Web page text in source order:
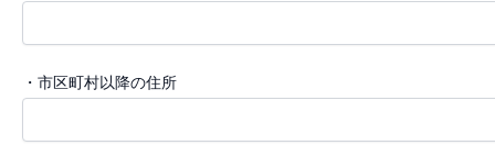
・市区町村以降の住所